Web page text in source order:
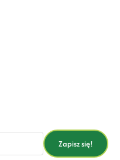
Zapisz się!